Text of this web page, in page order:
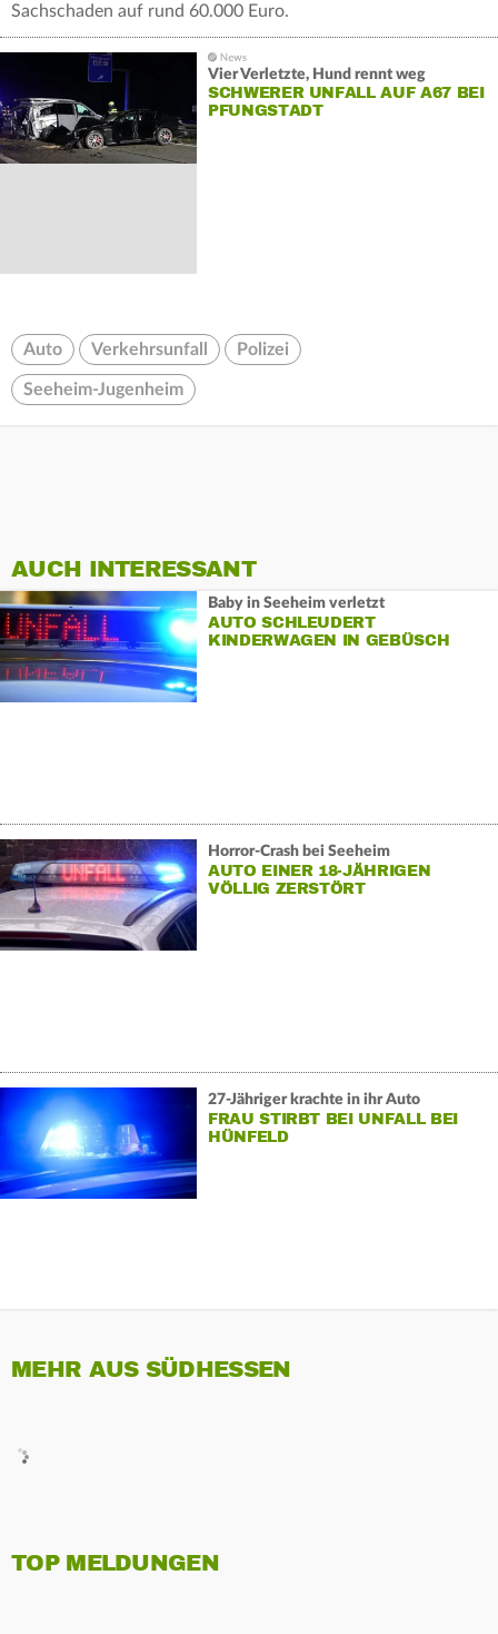
Sachschaden auf rund 60.000 Euro.
Vier Verletzte, Hund rennt weg
SCHWERER UNFALL AUF A67 BEI
PFUNGSTADT
Auto Verkehrsunfall Polizei
Seeheim-Jugenheim
AUCH INTERESSANT
Baby in Seeheim verletzt
AUTO SCHLEUDERT
KINDERWAGEN IN GEBÜSCH
Horror-Crash bei Seeheim
AUTO EINER 18-JÄHRIGEN
VÖLLIG ZERSTÖRT
27-Jähriger krachte in ihr Auto
FRAU STIRBT BEI UNFALL BEI
HÜNFELD
MEHR AUS SÜDHESSEN
TOP MELDUNGEN